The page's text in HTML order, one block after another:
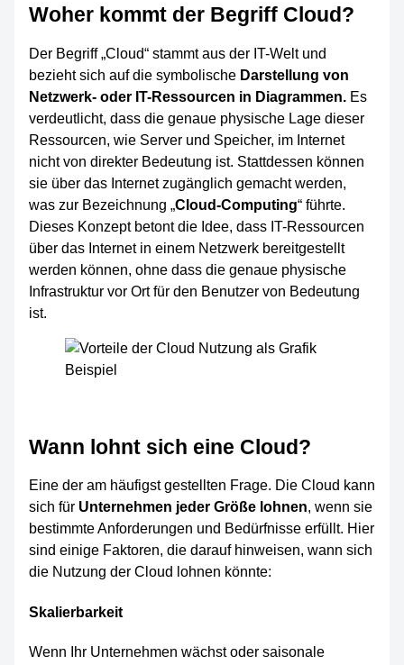
Woher kommt der Begriff Cloud?
Der Begriff „Cloud“ stammt aus der IT-Welt und
bezieht sich auf die symbolischeDarstellung von
Netzwerk- oder IT-Ressourcen in Diagrammen.Es
verdeutlicht, dass die genaue physische Lage dieser
Ressourcen, wie Server und Speicher, im Internet
nicht von direkter Bedeutung ist. Stattdessen können
sie über das Internet zugänglich gemacht werden,
was zur Bezeichnung „Cloud-Computing“ führte.
Dieses Konzept betont die Idee, dass IT-Ressourcen
über das Internet in einem Netzwerk bereitgestellt
werden können, ohne dass die genaue physische
Infrastruktur vor Ort für den Benutzer von Bedeutung
ist.
Wann lohnt sich eine Cloud?
Eine der am häufigst gestellten Frage. Die Cloud kann
sich für Unternehmen jeder Größe lohnen, wenn sie
bestimmte Anforderungen und Bedürfnisse erfüllt. Hier
sind einige Faktoren, die darauf hinweisen, wann sich
die Nutzung der Cloud lohnen könnte:
Skalierbarkeit
Wenn Ihr Unternehmen wächst oder saisonale